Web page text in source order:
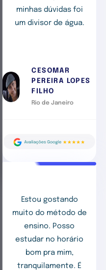
minhas dúvidas foi
um divisor de água.
CESOMAR
PEREIRA LOPES
FILHO
Rio de Janeiro
Estou gostando
muito do método de
ensino. Posso
estudar no horário
bom pra mim,
tranquilamente. É